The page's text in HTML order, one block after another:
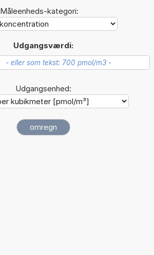
Måleenheds-kategori:
Udgangsværdi:
Udgangsenhed: